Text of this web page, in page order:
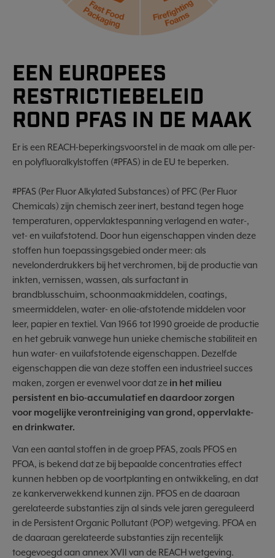
EEN EUROPEES
RESTRICTIEBELEID
ROND PFAS IN DE MAAK
Er is een REACH-beperkingsvoorstel in de maak om alle per-
en polyfluoralkylstoffen (#PFAS) in de EU te beperken.
#PFAS (Per Fluor Alkylated Substances) of PFC (Per Fluor
Chemicals) zijn chemisch zeer inert, bestand tegen hoge
temperaturen, oppervlaktespanning verlagend en water-,
vet- en vuilafstotend. Door hun eigenschappen vinden deze
stoffen hun toepassingsgebied onder meer: als
nevelonderdrukkers bij het verchromen, bij de productie van
inkten, vernissen, wassen, als surfactant in
brandblusschuim, schoonmaakmiddelen, coatings,
smeermiddelen, water- en olie-afstotende middelen voor
leer, papier en textiel. Van 1966 tot 1990 groeide de productie
en het gebruik vanwege hun unieke chemische stabiliteit en
hun water- en vuilafstotende eigenschappen. Dezelfde
eigenschappen die van deze stoffen een industrieel succes
maken, zorgen er evenwel voor dat ze in het milieu
persistent en bio-accumulatief en daardoor zorgen
voor mogelijke verontreiniging van grond, oppervlakte-
en drinkwater.
Van een aantal stoffen in de groep PFAS, zoals PFOS en
PFOA, is bekend dat ze bij bepaalde concentraties effect
kunnen hebben op de voortplanting en ontwikkeling, en dat
ze kankerverwekkend kunnen zijn. PFOS en de daaraan
gerelateerde substanties zijn al sinds vele jaren gereguleerd
in de Persistent Organic Pollutant (POP) wetgeving. PFOA en
de daaraan gerelateerde substanties zijn recentelijk
toegevoegd aan annex XVII van de REACH wetgeving.